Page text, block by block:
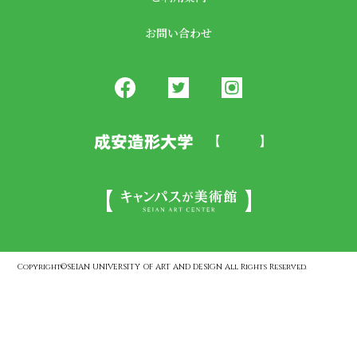
お問い合わせ
Copyright©SEIAN UNIVERSITY OF ART AND DESIGN All Rights Reserved.